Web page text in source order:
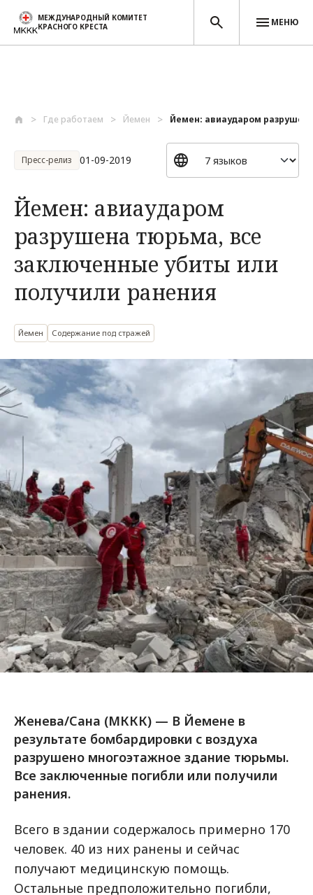
МЕЖДУНАРОДНЫЙ КОМИТЕТ
КРАСНОГО КРЕСТА
МЕНЮ
Где работаем Йемен Йемен: авиаударом
Пресс-релиз 01-09-2019
Йемен: авиаударом
разрушена тюрьма, все
заключенные убиты или
получили ранения
Йемен Содержание под стражей
Женева/Сана (МККК) — В Йемене в
результате бомбардировки с воздуха
разрушено многоэтажное здание тюрьмы.
Все заключенные погибли или получили
ранения.
Всего в здании содержалось примерно 170
человек. 40 из них ранены и сейчас
получают медицинскую помощь.
Остальные предположительно погибли,